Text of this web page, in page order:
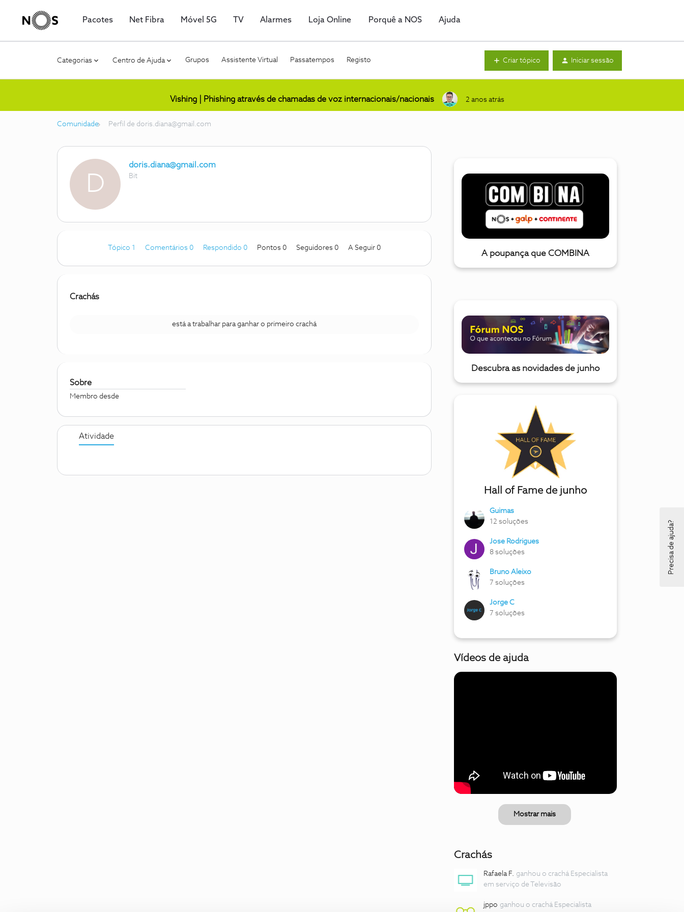
Pacotes Net Fibra Móvel 5G TV Alarmes Loja Online Porquê a NOS Ajuda
Categorias Centro de Ajuda Grupos Assistente Virtual Passatempos Registo Criar tópico Iniciar sessão
Vishing | Phishing através de chamadas de voz internacionais/nacionais 2 anos atrás
Comunidade Perfil de doris.diana@gmail.com
D
doris.diana@gmail.com
Bit
Tópico 1 Comentários 0 Respondido 0 Pontos 0 Seguidores 0 A Seguir 0
Crachás
está a trabalhar para ganhar o primeiro crachá
Sobre
Membro desde
Atividade
A poupança que COMBINA
Descubra as novidades de junho
Hall of Fame de junho
Guimas
12 soluções
Jose Rodrigues
8 soluções
Bruno Aleixo
7 soluções
Jorge C
7 soluções
Vídeos de ajuda
Mostrar mais
Crachás
Rafaela F. ganhou o crachá Especialista
em serviço de Televisão
jppo ganhou o crachá Especialista
Precisa de ajuda?